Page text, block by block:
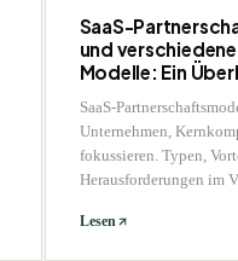
SaaS-
und verschiedene
Modelle: Ein
SaaS-
Unternehmen,
fokussieren. Typen,
Herausforderungen im
Lesen